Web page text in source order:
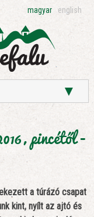
magyar english
▼
pincétől -
a túrázó csapat
kint, nyílt az ajtó és